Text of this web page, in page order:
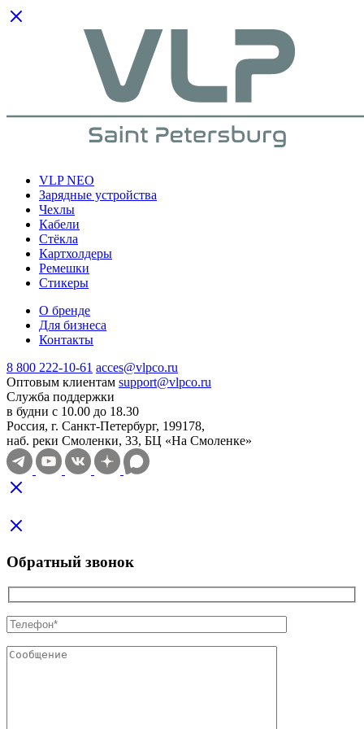
VLP NEO
Зарядные устройства
Чехлы
Кабели
Cтёкла
Картхолдеры
Ремешки
Стикеры
О бренде
Для бизнеса
Контакты
8 800 222-10-61 acces@vlpco.ru
Оптовым клиентам support@vlpco.ru
Служба поддержки
в будни с 10.00 до 18.30
Россия, г. Санкт-Петербург, 199178,
наб. реки Смоленки, 33, БЦ «На Смоленке»
Обратный звонок